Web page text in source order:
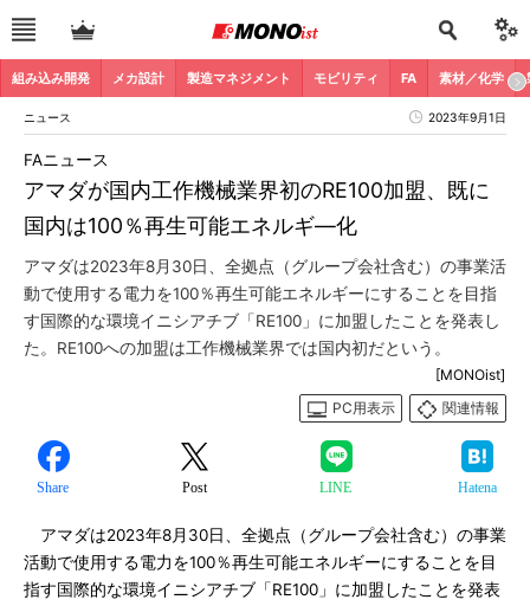
組み込み開発 メカ設計 製造マネジメント モビリティ FA 素材／化学
ニュース 2023年9月1日
アマダが国内工作機械業界初のRE100加盟、既に
国内は100％再生可能エネルギ―化
FAニュース
アマダは2023年8月30日、全拠点（グループ会社含む）の事業活
動で使用する電力を100％再生可能エネルギーにすることを目指
す国際的な環境イニシアチブ「RE100」に加盟したことを発表し
た。RE100への加盟は工作機械業界では国内初だという。
[MONOist]
PC用表示
関連情報
Share Post LINE Hatena
アマダは2023年8月30日、全拠点（グループ会社含む）の事業
活動で使用する電力を100％再生可能エネルギーにすることを目
指す国際的な環境イニシアチブ「RE100」に加盟したことを発表